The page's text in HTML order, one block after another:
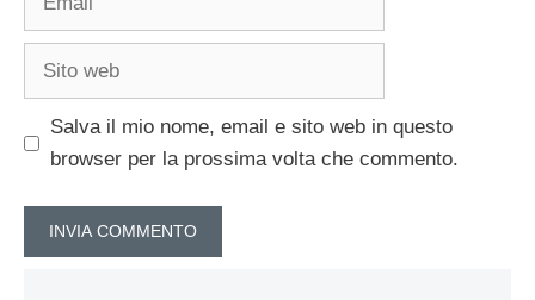
Sito
Salva il mio nome, email e sito web in questo
browser per la prossima volta che commento.